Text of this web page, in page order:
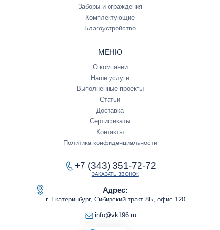
Заборы и ограждения
Комплектующие
Благоустройство
МЕНЮ
О компании
Наши услуги
Выполненные проекты
Статьи
Доставка
Сертификаты
Контакты
Политика конфиденциальности
+7 (343) 351-72-72
ЗАКАЗАТЬ ЗВОНОК
Адрес:
г. Екатеринбург, Сибирский тракт 8Б, офис 120
info@vk196.ru